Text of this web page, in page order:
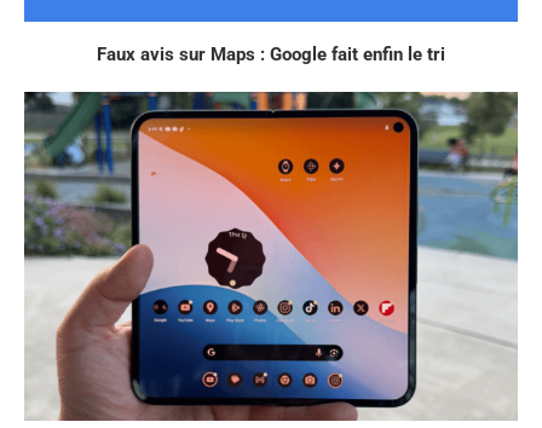
Faux avis sur Maps : Google fait enfin le tri